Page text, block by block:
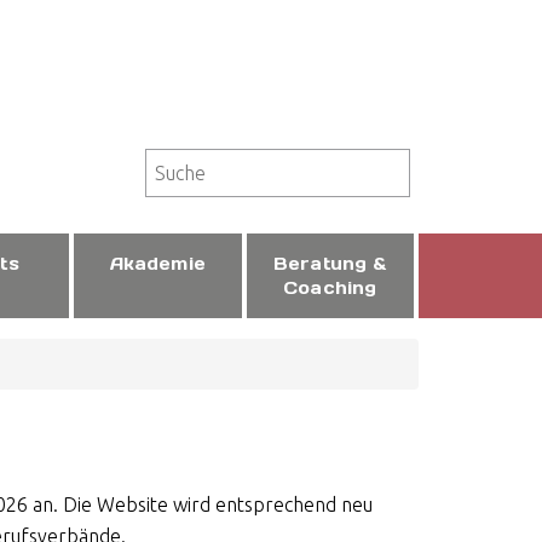
Aka­de­mie
Be­ra­tung &
Coa­ching
an. Die Website wird entsprechend neu